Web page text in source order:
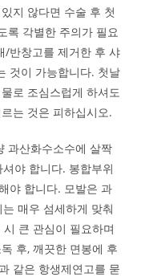
지 않다면 수술 후 첫
록 각별한 주의가 필요
/반창고를 제거한 후 샤
것이 가능합니다. 첫날
로 조심스럽게 하셔도
는 것은 피하십시오.
과산화수소수에 살짝
야 합니다. 봉합부위
야 합니다. 모발은 과
매우 섬세하게 맞춰
큰 관심이 필요하며
후, 깨끗한 면봉에 후
같은 항생제연고를 묻